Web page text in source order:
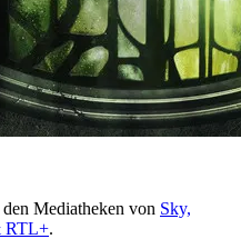
Mediatheken von Sky,
RTL+.